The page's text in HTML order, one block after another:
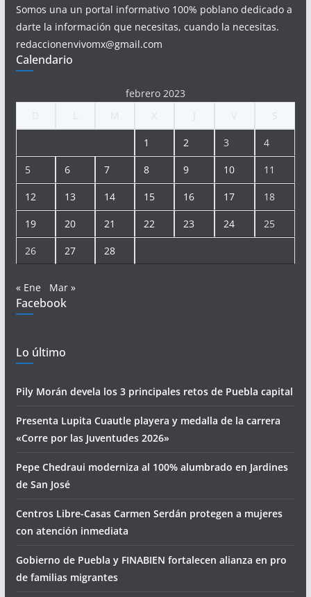
Somos una un portal informativo 100% poblano dedicado a
darte la información que necesitas, cuando la necesitas.
redaccionenvivomx@gmail.com
Calendario
febrero 2023
1 2 3 4
5 6 7 8 9 10 11
12 13 14 15 16 17 18
19 20 21 22 23 24 25
26 27 28
« Ene Mar »
Facebook
Lo último
Pily Morán devela los 3 principales retos de Puebla capital
Presenta Lupita Cuautle playera y medalla de la carrera
«Corre por las Juventudes 2026»
Pepe Chedraui moderniza al 100% alumbrado en Jardines
de San José
Centros Libre-Casas Carmen Serdán protegen a mujeres
con atención inmediata
Gobierno de Puebla y FINABIEN fortalecen alianza en pro
de familias migrantes